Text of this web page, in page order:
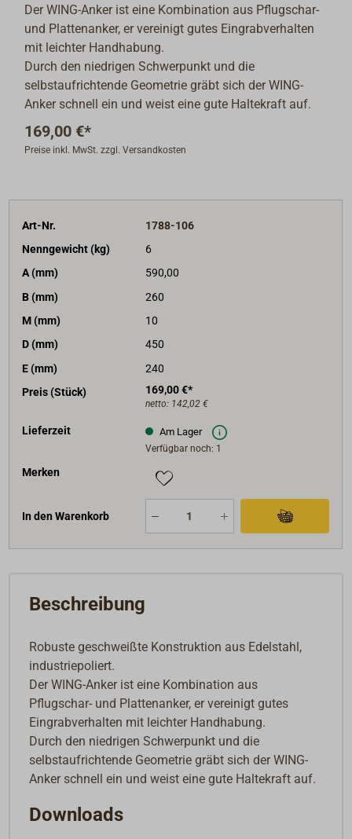
Der WING-Anker ist eine Kombination aus Pflugschar-
und Plattenanker, er vereinigt gutes Eingrabverhalten
mit leichter Handhabung.
Durch den niedrigen Schwerpunkt und die
selbstaufrichtende Geometrie gräbt sich der WING-
Anker schnell ein und weist eine gute Haltekraft auf.
169,00 €*
Preise inkl. MwSt. zzgl. Versandkosten
Art-Nr.
1788-106
Nenngewicht (kg)
6
A (mm)
590,00
B (mm)
260
M (mm)
10
D (mm)
450
E (mm)
240
Preis (Stück)
169,00 €*
netto: 142,02 €
Lieferzeit Am Lager
Verfügbar noch: 1
Merken
In den Warenkorb
Beschreibung
Robuste geschweißte Konstruktion aus Edelstahl,
industriepoliert.
Der WING-Anker ist eine Kombination aus
Pflugschar- und Plattenanker, er vereinigt gutes
Eingrabverhalten mit leichter Handhabung.
Durch den niedrigen Schwerpunkt und die
selbstaufrichtende Geometrie gräbt sich der WING-
Anker schnell ein und weist eine gute Haltekraft auf.
Downloads